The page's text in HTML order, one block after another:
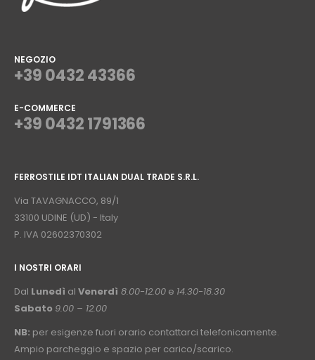
NEGOZIO
+39 0432 43366
E-COMMERCE
+39 0432 1791366
FERROSTILE IDT ITALIAN DUAL TRADE S.R.L.
Via TAVAGNACCO, 89/1
33100 UDINE (UD) - Italy
P. IVA 02602370302
I NOSTRI ORARI
Dal Lunedì al Venerdì 8.00-12.00 e 14.30-18.30
Sabato 9.00 – 12.00
NB: per esigenze fuori orario contattarci telefonicamente.
Ampio parcheggio e spazio per carico/scarico.